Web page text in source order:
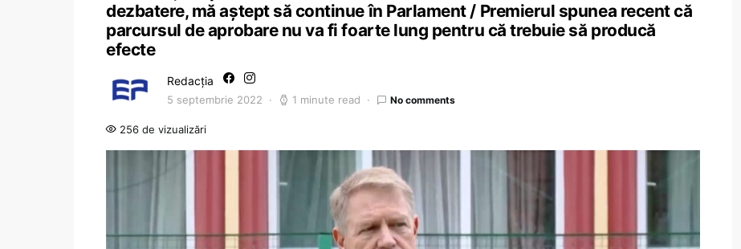
dezbatere, mă aștept să continue în Parlament / Premierul spunea recent că
parcursul de aprobare nu va fi foarte lung pentru că trebuie să producă
efecte
Redacția
5 septembrie 2022 1 minute read No comments
256 de vizualizări